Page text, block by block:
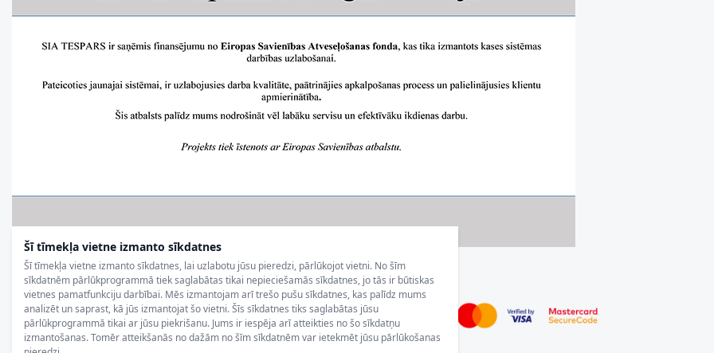
Šī tīmekļa vietne izmanto sīkdatnes
Šī tīmekļa vietne izmanto sīkdatnes, lai uzlabotu jūsu pieredzi, pārlūkojot vietni. No šīm
sīkdatnēm pārlūkprogrammā tiek saglabātas tikai nepieciešamās sīkdatnes, jo tās ir būtiskas
vietnes pamatfunkciju darbībai. Mēs izmantojam arī trešo pušu sīkdatnes, kas palīdz mums
analizēt un saprast, kā jūs izmantojat šo vietni. Šīs sīkdatnes tiks saglabātas jūsu
pārlūkprogrammā tikai ar jūsu piekrišanu. Jums ir iespēja arī atteikties no šo sīkdatņu
izmantošanas. Tomēr atteikšanās no dažām no šīm sīkdatnēm var ietekmēt jūsu pārlūkošanas